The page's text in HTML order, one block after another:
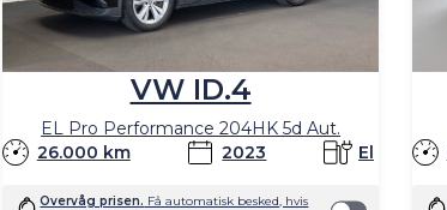
VW ID.4
EL Pro Performance 204HK 5d Aut.
26.000 km
2023 El
Overvåg prisen. Få automatisk besked, hvis